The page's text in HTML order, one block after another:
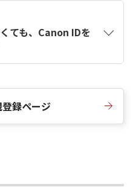
ても、Canon IDを
録ページ